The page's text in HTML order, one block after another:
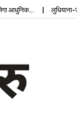
लुधियाना-